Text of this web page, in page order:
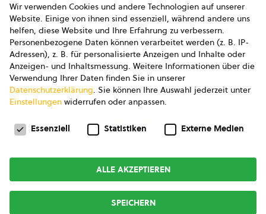
AGB
AGB Marketing GmbH
AGB Bildung
Newsletter
Copyright © 2026bio austria
Wir verwenden Cookies und andere Technologien auf unserer
Website. Einige von ihnen sind essenziell, während andere uns
helfen, diese Website und Ihre Erfahrung zu verbessern.
Personenbezogene Daten können verarbeitet werden (z. B. IP-
Adressen), z. B. für personalisierte Anzeigen und Inhalte oder
Anzeigen- und Inhaltsmessung. Weitere Informationen über die
Verwendung Ihrer Daten finden Sie in unserer
Datenschutzerklärung. Sie können Ihre Auswahl jederzeit unter
Einstellungen widerrufen oder anpassen.
Datenschutzeinstellungen
Essenziell Statistiken Externe Medien
ALLE AKZEPTIEREN
SPEICHERN